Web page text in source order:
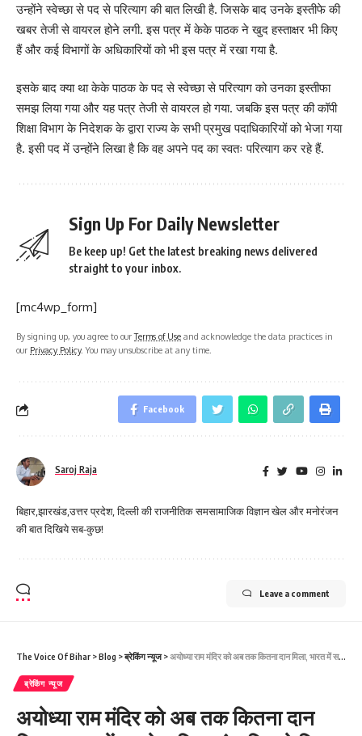
उन्होंने स्वेच्छा से पद से परित्याग की बात लिखी है. जिसके बाद उनके इस्तीफे की
खबर तेजी से वायरल होने लगी. इस पत्र में केके पाठक ने खुद हस्ताक्षर भी किए
हैं और कई विभागों के अधिकारियों को भी इस पत्र में रखा गया है.
इसके बाद क्या था केके पाठक के पद से स्वेच्छा से परित्याग को उनका इस्तीफा
समझ लिया गया और यह पत्र तेजी से वायरल हो गया. जबकि इस पत्र की कॉपी
शिक्षा विभाग के निदेशक के द्वारा राज्य के सभी प्रमुख पदाधिकारियों को भेजा गया
है. इसी पद में उन्होंने लिखा है कि वह अपने पद का स्वतः परित्याग कर रहे हैं.
Sign Up For Daily Newsletter
Be keep up! Get the latest breaking news delivered
straight to your inbox.
[mc4wp_form]
By signing up, you agree to ourTerms of Use and acknowledge the data practices in
our Privacy Policy. You may unsubscribe at any time.
Facebook
Saroj Raja
बिहार,झारखंड,उत्तर प्रदेश, दिल्ली की राजनीतिक समसामाजिक विज्ञान खेल और मनोरंजन
की बात दिखिये सब-कुछ!
Leave a comment
The Voice Of Bihar >Blog >ब्रेकिंग न्यूज>अयोध्या राम मंदिर को अब तक कितना दान मिला, भारत में सबसे अधिक चंदा किसने दिया?
ब्रेकिंग न्यूज
अयोध्या राम मंदिर को अब तक कितना दान